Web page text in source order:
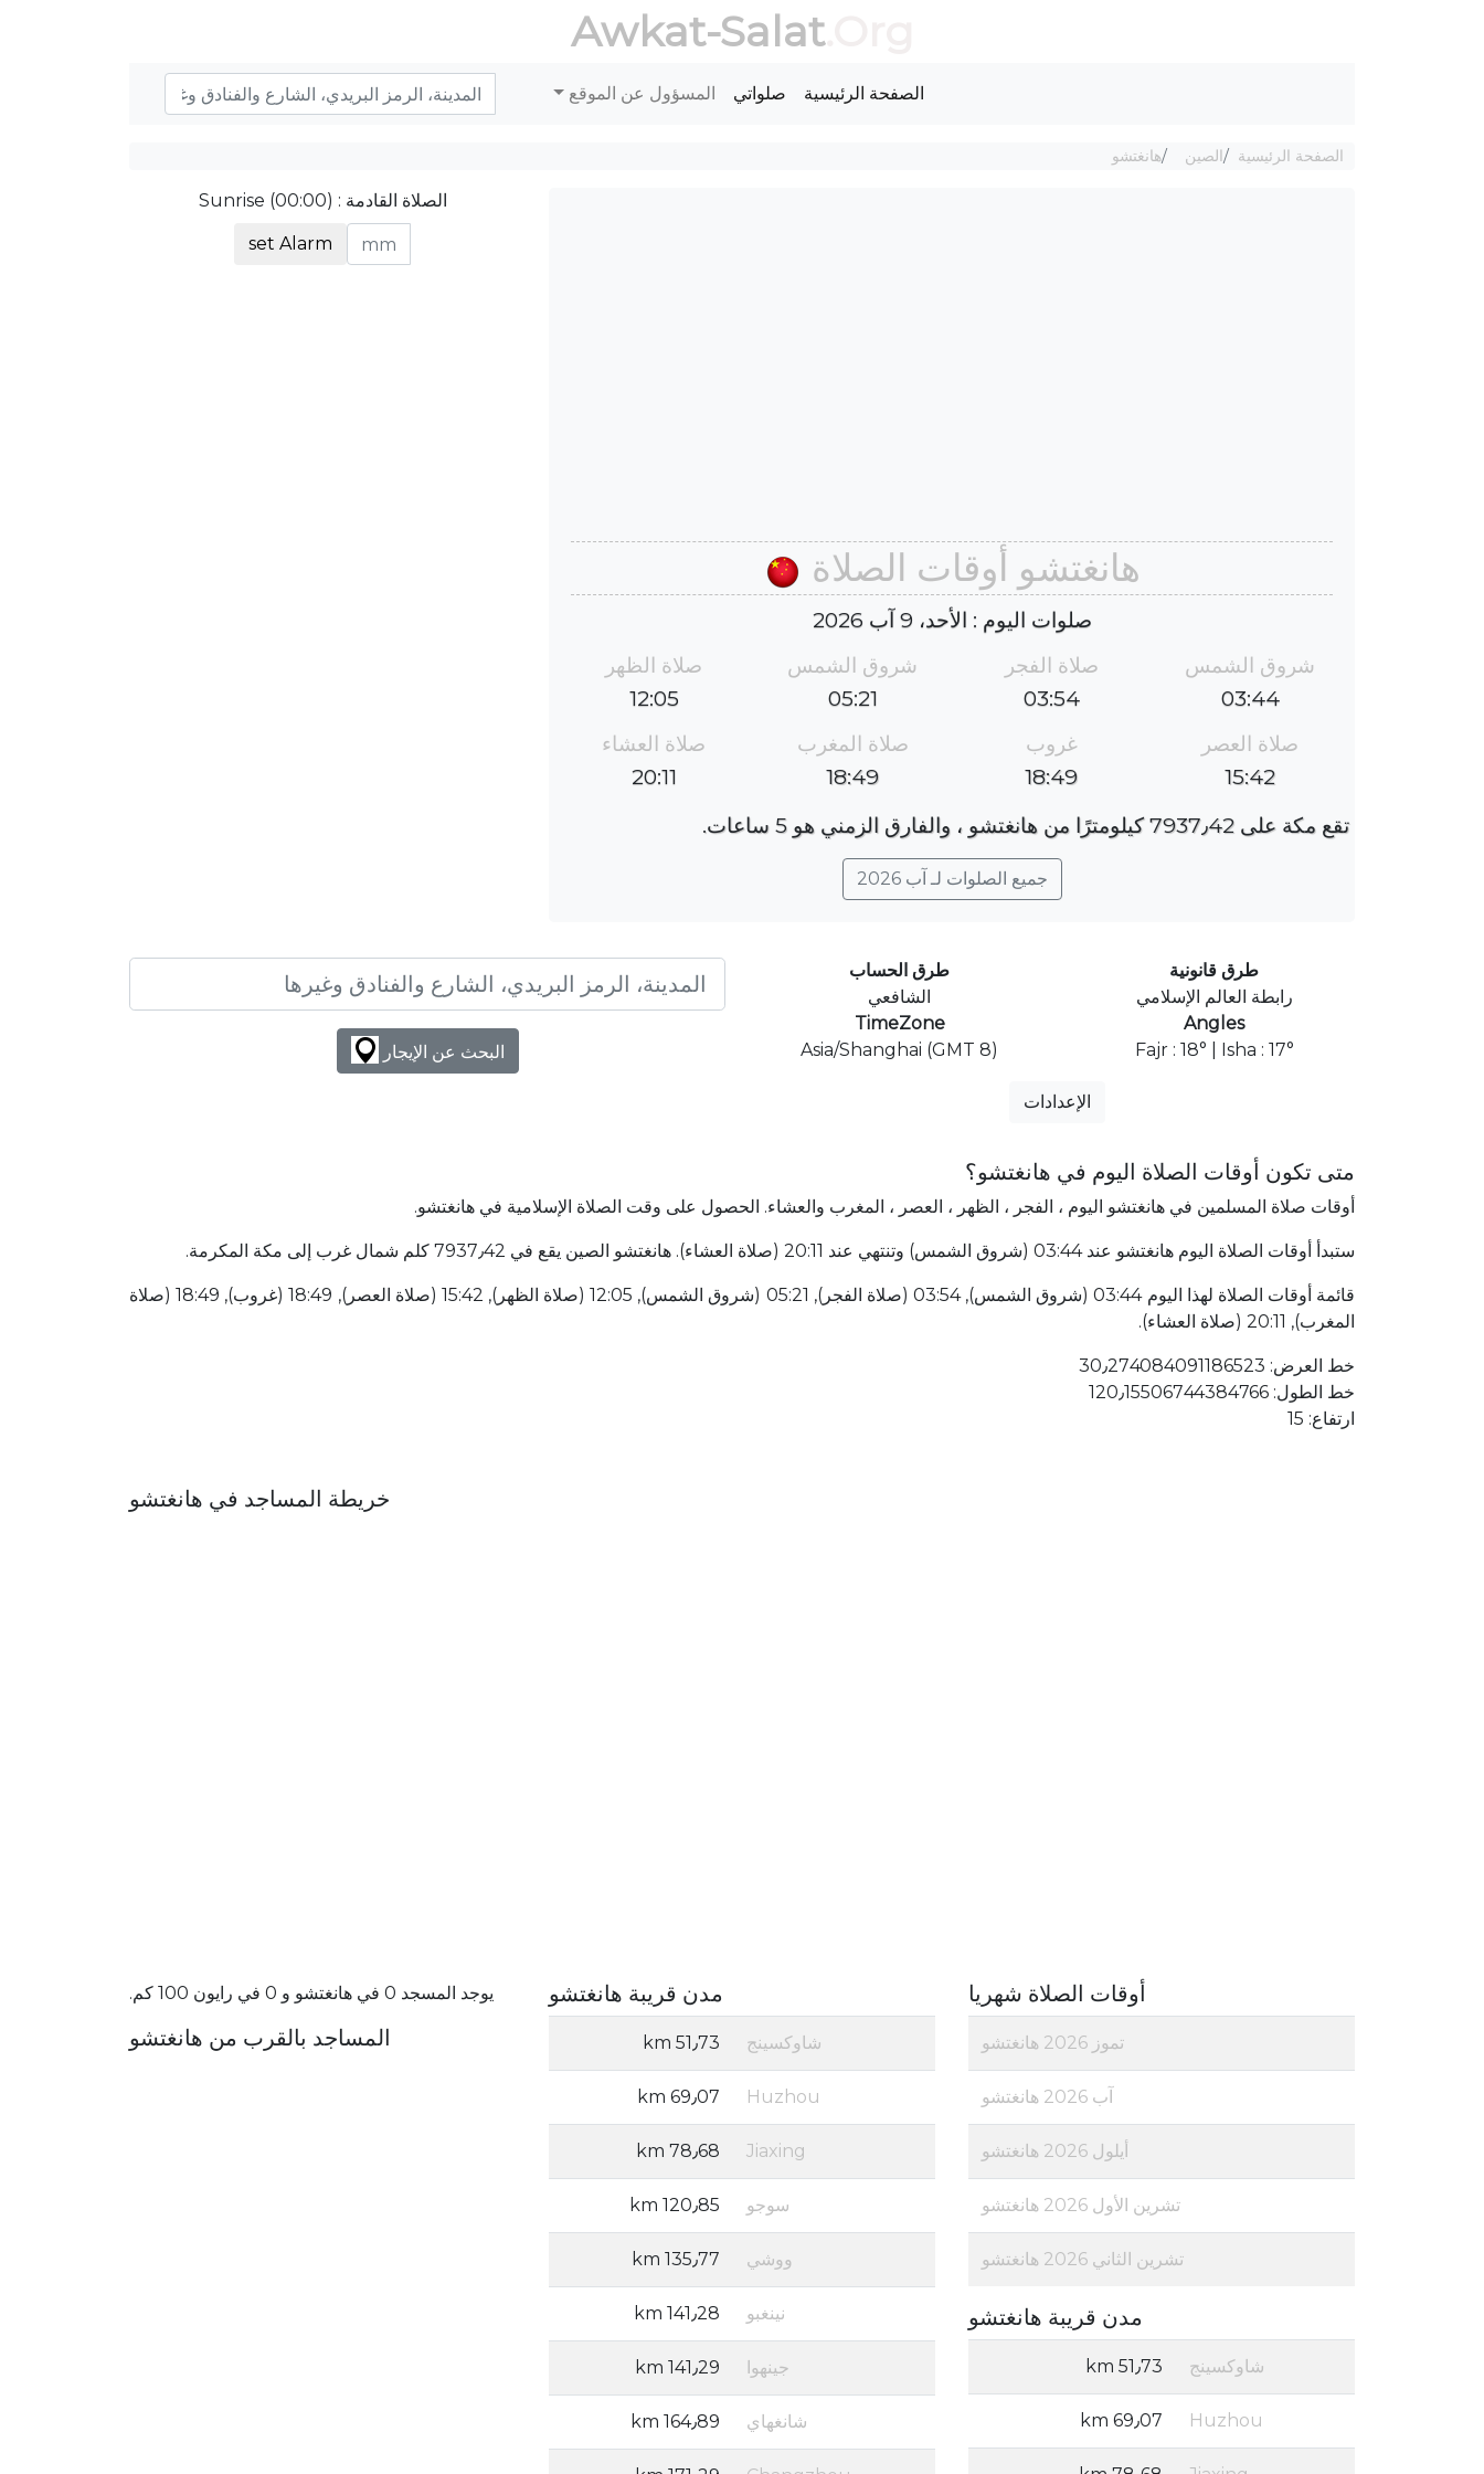
Awkat-Salat.Org
الصفحة الرئيسية صلواتي المسؤول عن الموقع
الصفحة الرئيسية الصين هانغتشو
هانغتشو أوقات الصلاة
صلوات اليوم : الأحد، 9 آب 2026
شروق الشمس
03:44
صلاة الفجر
03:54
شروق الشمس
05:21
صلاة الظهر
12:05
صلاة العصر
15:42
غروب
18:49
صلاة المغرب
18:49
صلاة العشاء
20:11
تقع مكة على 7937٫42 كيلومترًا من هانغتشو ، والفارق الزمني هو 5 ساعات.
جميع الصلوات لـ آب 2026
الصلاة القادمة : Sunrise (00:00)
set Alarm
طرق قانونية
رابطة العالم الإسلامي
طرق الحساب
الشافعي
Angles
Fajr : 18° | Isha : 17°
TimeZone
Asia/Shanghai (GMT 8)
الإعدادات
البحث عن الإيجار
متى تكون أوقات الصلاة اليوم في هانغتشو؟
أوقات صلاة المسلمين في هانغتشو اليوم ، الفجر ، الظهر ، العصر ، المغرب والعشاء. الحصول على وقت الصلاة الإسلامية في هانغتشو.
ستبدأ أوقات الصلاة اليوم هانغتشو عند 03:44 (شروق الشمس) وتنتهي عند 20:11 (صلاة العشاء). هانغتشو الصين يقع في 7937٫42 كلم شمال غرب إلى مكة المكرمة.
قائمة أوقات الصلاة لهذا اليوم 03:44 (شروق الشمس), 03:54 (صلاة الفجر), 05:21 (شروق الشمس), 12:05 (صلاة الظهر), 15:42 (صلاة العصر), 18:49 (غروب), 18:49 (صلاة
المغرب), 20:11 (صلاة العشاء).
خط العرض: 30٫274084091186523
خط الطول: 120٫15506744384766
ارتفاع: 15
خريطة المساجد في هانغتشو
أوقات الصلاة شهريا
تموز 2026 هانغتشو
آب 2026 هانغتشو
أيلول 2026 هانغتشو
تشرين الأول 2026 هانغتشو
تشرين الثاني 2026 هانغتشو
مدن قريبة هانغتشو
شاوكسينج 51٫73 km
Huzhou 69٫07 km
مدن قريبة هانغتشو
شاوكسينج 51٫73 km
Huzhou 69٫07 km
Jiaxing 78٫68 km
سوجو 120٫85 km
ووشي 135٫77 km
نينغبو 141٫28 km
جينهوا 141٫29 km
شانغهاي 164٫89 km
يوجد المسجد 0 في هانغتشو و 0 في رايون 100 كم.
المساجد بالقرب من هانغتشو